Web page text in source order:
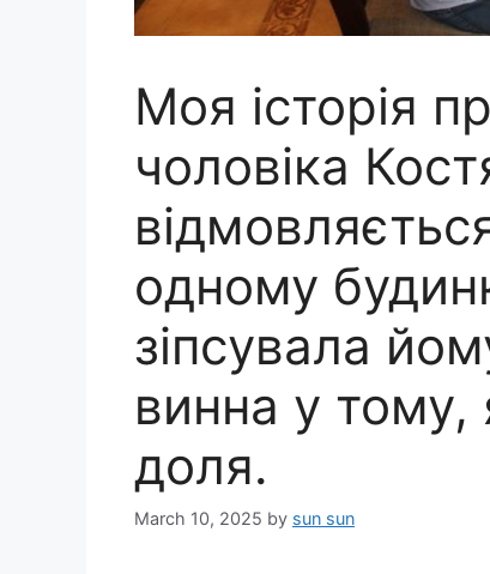
Моя історія
чоловіка
одному
зіпсувала
винна у тому,
доля.
March 10, 2025 by sun sun